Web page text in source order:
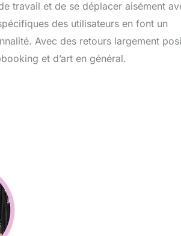
travail et de se déplacer aisément
des utilisateurs en font un
Avec des retours largement
et d’art en général.